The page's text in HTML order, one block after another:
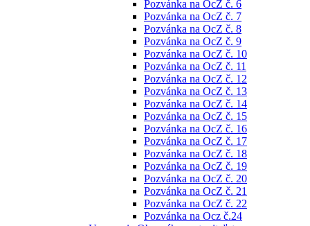
Pozvánka na OcZ č. 6
Pozvánka na OcZ č. 7
Pozvánka na OcZ č. 8
Pozvánka na OcZ č. 9
Pozvánka na OcZ č. 10
Pozvánka na OcZ č. 11
Pozvánka na OcZ č. 12
Pozvánka na OcZ č. 13
Pozvánka na OcZ č. 14
Pozvánka na OcZ č. 15
Pozvánka na OcZ č. 16
Pozvánka na OcZ č. 17
Pozvánka na OcZ č. 18
Pozvánka na OcZ č. 19
Pozvánka na OcZ č. 20
Pozvánka na OcZ č. 21
Pozvánka na OcZ č. 22
Pozvánka na Ocz č.24